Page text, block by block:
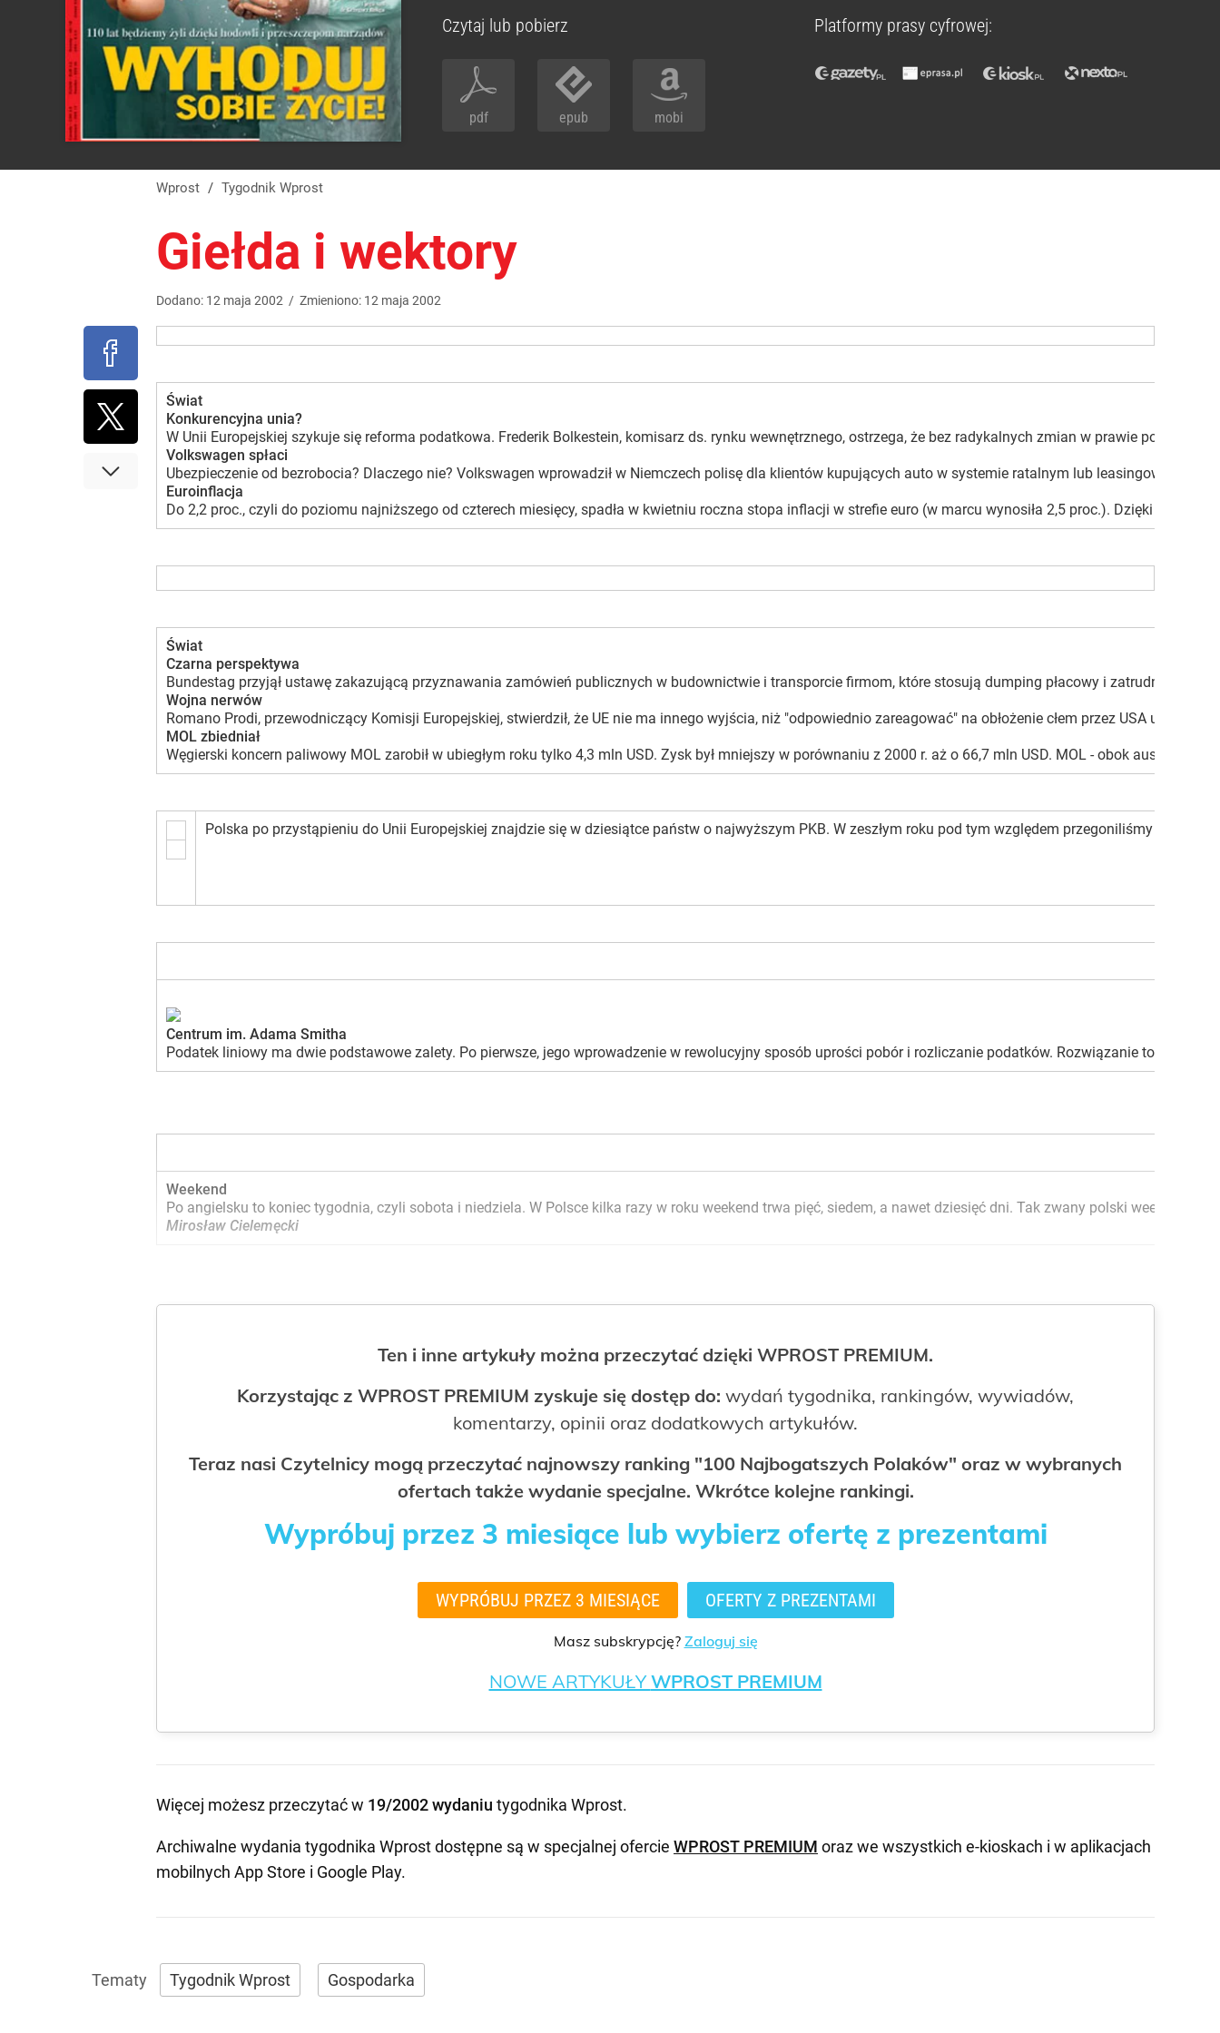
Czytaj lub pobierz
pdf epub mobi
Platformy prasy cyfrowej:
Wprost / Tygodnik Wprost
Giełda i wektory
Dodano: 12 maja 2002 / Zmieniono: 12 maja 2002
Świat
Konkurencyjna unia?
W Unii Europejskiej szykuje się reforma podatkowa. Frederik Bolkestein, komisarz ds. rynku wewnętrznego, ostrzega, że bez radykalnych zmian w prawie
Volkswagen spłaci
Ubezpieczenie od bezrobocia? Dlaczego nie? Volkswagen wprowadził w Niemczech polisę dla klientów kupujących auto w systemie ratalnym lub leasingowym.
Euroinflacja
Do 2,2 proc., czyli do poziomu najniższego od czterech miesięcy, spadła w kwietniu roczna stopa inflacji w strefie euro (w marcu wynosiła 2,5 proc.). Dzięki
Świat
Czarna perspektywa
Bundestag przyjął ustawę zakazującą przyznawania zamówień publicznych w budownictwie i transporcie firmom, które stosują dumping płacowy i zatrudniają
Wojna nerwów
Romano Prodi, przewodniczący Komisji Europejskiej, stwierdził, że UE nie ma innego wyjścia, niż "odpowiednio zareagować" na obłożenie cłem przez USA
MOL zbiedniał
Węgierski koncern paliwowy MOL zarobił w ubiegłym roku tylko 4,3 mln USD. Zysk był mniejszy w porównaniu z 2000 r. aż o 66,7 mln USD. MOL - obok
Polska po przystąpieniu do Unii Europejskiej znajdzie się w dziesiątce państw o najwyższym PKB. W zeszłym roku pod tym względem przegoniliśmy
Centrum im. Adama Smitha
Podatek liniowy ma dwie podstawowe zalety. Po pierwsze, jego wprowadzenie w rewolucyjny sposób uprości pobór i rozliczanie podatków. Rozwiązanie to
Weekend
Po angielsku to koniec tygodnia, czyli sobota i niedziela. W Polsce kilka razy w roku weekend trwa pięć, siedem, a nawet dziesięć dni. Tak zwany polski weekend
Mirosław Cielemęcki
Ten i inne artykuły można przeczytać dzięki WPROST PREMIUM.
Korzystając z WPROST PREMIUM zyskuje się dostęp do: wydań tygodnika, rankingów, wywiadów,
komentarzy, opinii oraz dodatkowych artykułów.
Teraz nasi Czytelnicy mogą przeczytać najnowszy ranking "100 Najbogatszych Polaków" oraz w wybranych
ofertach także wydanie specjalne. Wkrótce kolejne rankingi.
Wypróbuj przez 3 miesiące lub wybierz ofertę z prezentami
WYPRÓBUJ PRZEZ 3 MIESIĄCE OFERTY Z PREZENTAMI
Masz subskrypcję? Zaloguj się
NOWE ARTYKUŁYWPROST PREMIUM
Więcej możesz przeczytać w 19/2002 wydaniu tygodnika Wprost.
Archiwalne wydania tygodnika Wprost dostępne są w specjalnej ofercie WPROST PREMIUM oraz we wszystkich e-kioskach i w aplikacjach
mobilnych App Store i Google Play.
Tygodnik Wprost Gospodarka